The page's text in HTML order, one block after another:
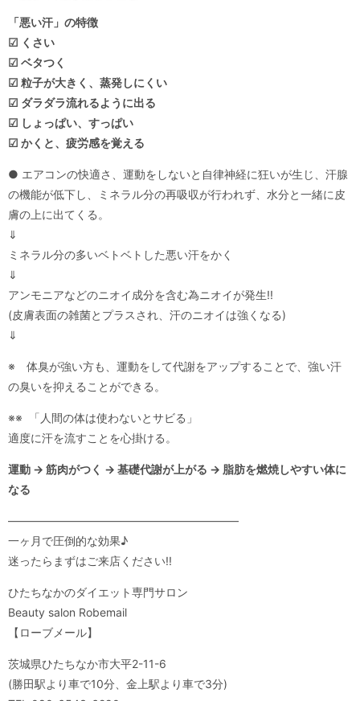
「悪い汗」の特徴
☑ くさい
☑ ベタつく
☑ 粒子が大きく、蒸発しにくい
☑ ダラダラ流れるように出る
☑ しょっぱい、すっぱい
☑ かくと、疲労感を覚える
● エアコンの快適さ、運動をしないと自律神経に狂いが生じ、汗腺
の機能が低下し、ミネラル分の再吸収が行われず、水分と一緒に皮
膚の上に出てくる。
⇓
ミネラル分の多いベトベトした悪い汗をかく
⇓
アンモニアなどのニオイ成分を含む為ニオイが発生!!
(皮膚表面の雑菌とプラスされ、汗のニオイは強くなる)
⇓
※ 体臭が強い方も、運動をして代謝をアップすることで、強い汗
の臭いを抑えることができる。
※※ 「人間の体は使わないとサビる」
適度に汗を流すことを心掛ける。
運動 → 筋肉がつく → 基礎代謝が上がる → 脂肪を燃焼しやすい体に
なる
————————————————————–
一ヶ月で圧倒的な効果♪
迷ったらまずはご来店ください!!
ひたちなかのダイエット専門サロン
Beauty salon Robemail
【ローブメール】
茨城県ひたちなか市大平2-11-6
(勝田駅より車で10分、金上駅より車で3分)